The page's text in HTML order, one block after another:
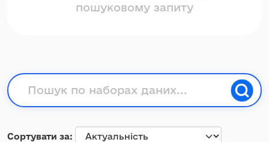
пошуковому запиту
Сортувати за